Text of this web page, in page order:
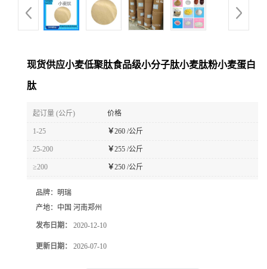
现货供应小麦低聚肽食品级小分子肽小麦肽粉小麦蛋白
肽
起订量 (公斤) 价格
1-25 ￥260 /公斤
25-200 ￥255 /公斤
≥200 ￥250 /公斤
品牌： 明瑞
产地： 中国 河南郑州
发布日期： 2020-12-10
更新日期： 2026-07-10